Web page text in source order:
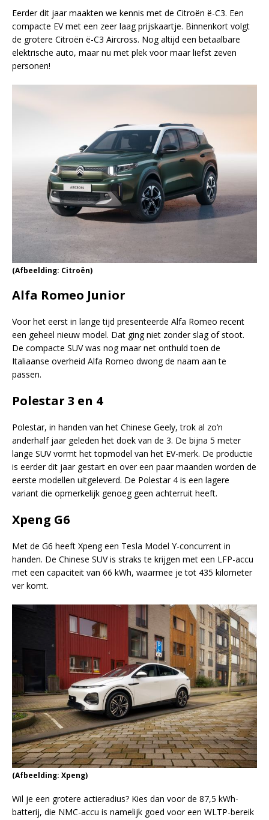
Eerder dit jaar maakten we kennis met de Citroën ë-C3. Een
compacte EV met een zeer laag prijskaartje. Binnenkort volgt
de grotere Citroën ë-C3 Aircross. Nog altijd een betaalbare
elektrische auto, maar nu met plek voor maar liefst zeven
personen!
(Afbeelding: Citroën)
Alfa Romeo Junior
Voor het eerst in lange tijd presenteerde Alfa Romeo recent
een geheel nieuw model. Dat ging niet zonder slag of stoot.
De compacte SUV was nog maar net onthuld toen de
Italiaanse overheid Alfa Romeo dwong de naam aan te
passen.
Polestar 3 en 4
Polestar, in handen van het Chinese Geely, trok al zo’n
anderhalf jaar geleden het doek van de 3. De bijna 5 meter
lange SUV vormt het topmodel van het EV-merk. De productie
is eerder dit jaar gestart en over een paar maanden worden de
eerste modellen uitgeleverd. De Polestar 4 is een lagere
variant die opmerkelijk genoeg geen achterruit heeft.
Xpeng G6
Met de G6 heeft Xpeng een Tesla Model Y-concurrent in
handen. De Chinese SUV is straks te krijgen met een LFP-accu
met een capaciteit van 66 kWh, waarmee je tot 435 kilometer
ver komt.
(Afbeelding: Xpeng)
Wil je een grotere actieradius? Kies dan voor de 87,5 kWh-
batterij, die NMC-accu is namelijk goed voor een WLTP-bereik